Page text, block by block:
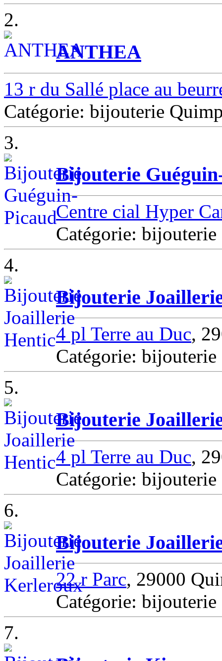
2.
ANTHEA
13 r du Sallé place au
Catégorie: bijouterie
3.
Bijouterie
Centre cial Hyper
Catégorie:
4.
Bijouterie
4 pl Terre au Duc,
Catégorie:
5.
Bijouterie
4 pl Terre au Duc,
Catégorie:
6.
Bijouterie
22 r Parc, 29000
Catégorie:
7.